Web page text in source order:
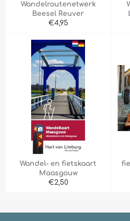
Wandelroutenetwerk
Beesel Reuver
Normale
€4,95
Wandel- en fietskaart
Maasgouw
Normale
€2,50